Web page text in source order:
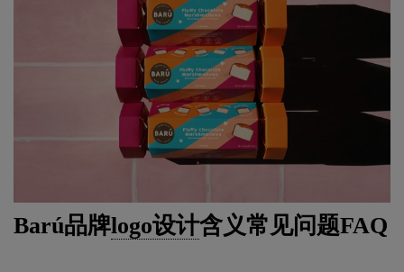
Barú品牌logo设计含义常见问题FAQ